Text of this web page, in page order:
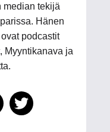
median tekijä
Hänen
podcastit
Myyntikanava ja